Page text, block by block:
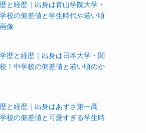
と経歴｜出身は青山学院大学・
校の偏差値と学生時代や若い頃
像
歴と経歴｜出身は日本大学・関
！中学校の偏差値と若い頃のか
と経歴｜出身はあずさ第一高
校の偏差値と可愛すぎる学生時